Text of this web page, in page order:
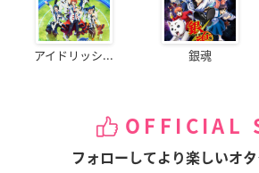
アイドリッシ... 銀魂
OFFICIAL
フォローしてより楽しいオタ